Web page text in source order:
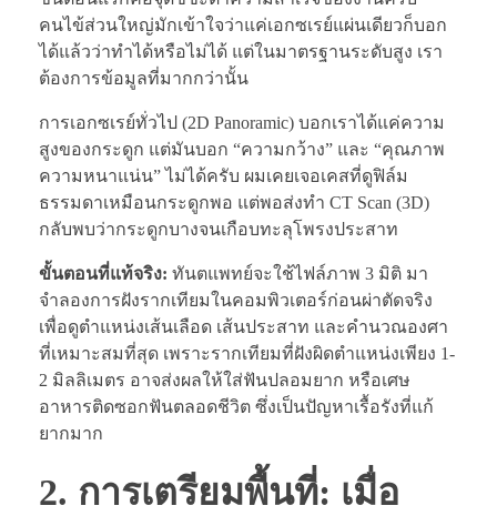
คนไข้ส่วนใหญ่มักเข้าใจว่าแค่เอกซเรย์แผ่นเดียวก็บอก
ได้แล้วว่าทำได้หรือไม่ได้ แต่ในมาตรฐานระดับสูง เรา
ต้องการข้อมูลที่มากกว่านั้น
การเอกซเรย์ทั่วไป (2D Panoramic) บอกเราได้แค่ความ
สูงของกระดูก แต่มันบอก “ความกว้าง” และ “คุณภาพ
ความหนาแน่น” ไม่ได้ครับ ผมเคยเจอเคสที่ดูฟิล์ม
ธรรมดาเหมือนกระดูกพอ แต่พอส่งทำ CT Scan (3D)
กลับพบว่ากระดูกบางจนเกือบทะลุโพรงประสาท
ขั้นตอนที่แท้จริง: ทันตแพทย์จะใช้ไฟล์ภาพ 3 มิติ มา
จำลองการฝังรากเทียมในคอมพิวเตอร์ก่อนผ่าตัดจริง
เพื่อดูตำแหน่งเส้นเลือด เส้นประสาท และคำนวณองศา
ที่เหมาะสมที่สุด เพราะรากเทียมที่ฝังผิดตำแหน่งเพียง 1-
2 มิลลิเมตร อาจส่งผลให้ใส่ฟันปลอมยาก หรือเศษ
อาหารติดซอกฟันตลอดชีวิต ซึ่งเป็นปัญหาเรื้อรังที่แก้
ยากมาก
2. การเตรียมพื้นที่: เมื่อ